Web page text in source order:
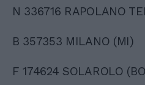
N 336716 RAPOLANO
B 357353 MILANO (MI)
F 174624 SOLAROLO